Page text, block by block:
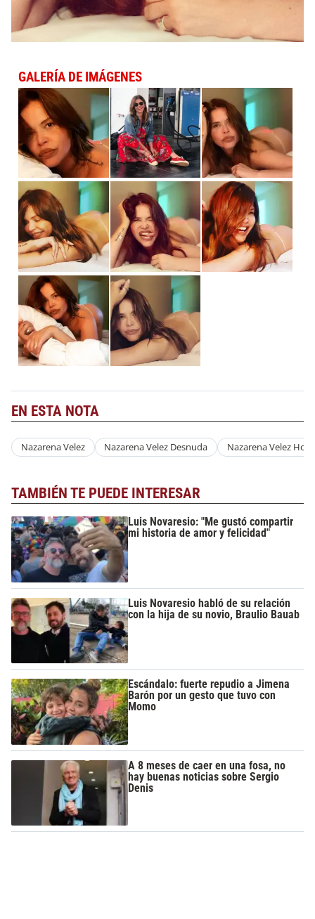
GALERÍA DE IMÁGENES
EN ESTA NOTA
Nazarena Velez Nazarena Velez Desnuda Nazarena Velez Hot
TAMBIÉN TE PUEDE INTERESAR
Luis Novaresio: "Me gustó compartir
mi historia de amor y felicidad"
Luis Novaresio habló de su relación
con la hija de su novio, Braulio Bauab
Escándalo: fuerte repudio a Jimena
Barón por un gesto que tuvo con
Momo
A 8 meses de caer en una fosa, no
hay buenas noticias sobre Sergio
Denis